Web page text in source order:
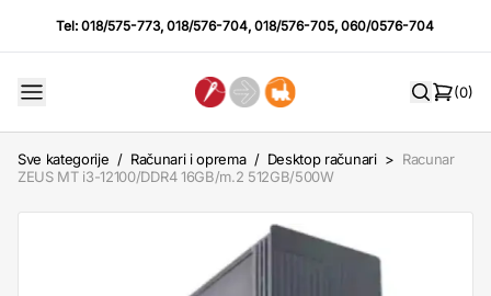
Tel:018/575-773,018/576-704,018/576-705,060/0576-704
(0)
Sve kategorije / Računari i oprema / Desktop računari > Racunar
ZEUS MT i3-12100/DDR4 16GB/m.2 512GB/500W